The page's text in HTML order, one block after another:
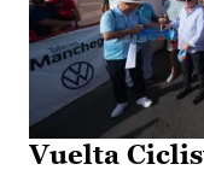
Vuelta